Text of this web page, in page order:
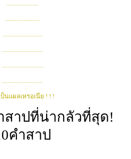
......................
........................
...........................
............................
.............................
............................
นแผลเหรอเนี่ย ! ! !
สาปที่น่ากลัวที่สุด!
คำสาป